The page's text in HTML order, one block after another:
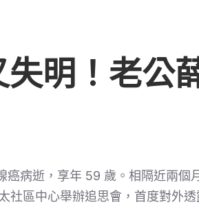
失明！老
癌病逝，享年 59 歲。相隔近兩
社區中心舉辦追思會，首度對外